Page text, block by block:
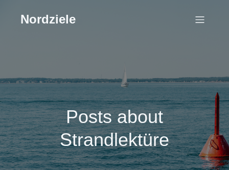
Nordziele
Posts about
Strandlektüre